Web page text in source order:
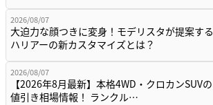
2026/08/07
大迫力な顔つきに変身！モデリスタが提案する
ハリアーの新カスタマイズとは？
2026/08/07
【2026年8月最新】本格4WD・クロカンSUVの
値引き相場情報！ ランクル…